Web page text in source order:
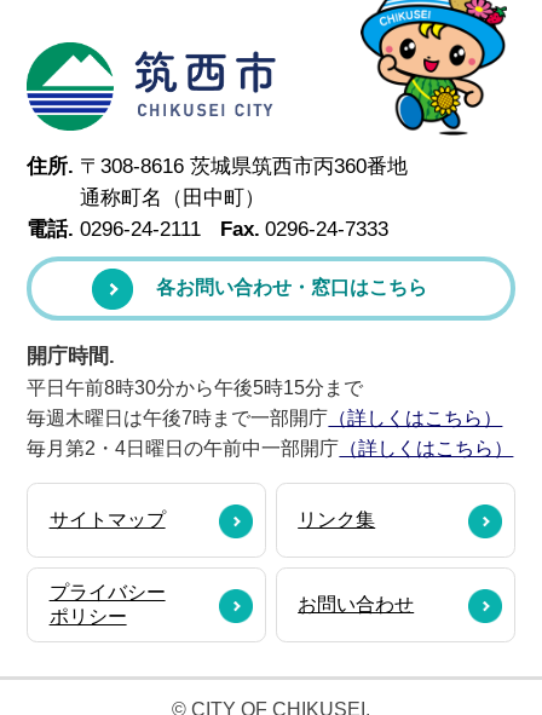
筑西市
住所. 〒308-8616 茨城県筑西市丙360番地
通称町名（田中町）
電話. 0296-24-2111 Fax. 0296-24-7333
各お問い合わせ・窓口はこちら
開庁時間.
平日午前8時30分から午後5時15分まで
毎週木曜日は午後7時まで一部開庁 （詳しくはこちら）
毎月第2・4日曜日の午前中一部開庁 （詳しくはこちら）
サイトマップ リンク集
プライバシー
ポリシー
お問い合わせ
© CITY OF CHIKUSEI.